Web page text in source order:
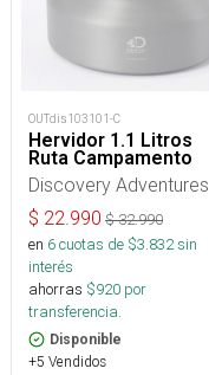
OUTdis103101-C
Hervidor 1.1 Litros
Ruta Campamento
Discovery Adventures
$ 22.990 $32.990
en 6cuotas de $3.832sin
interés
ahorras $920 por
transferencia.
Disponible
+5 Vendidos